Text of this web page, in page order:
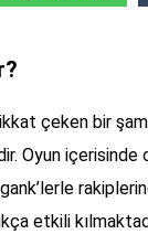
çeken bir
Oyun içerisinde
etkili